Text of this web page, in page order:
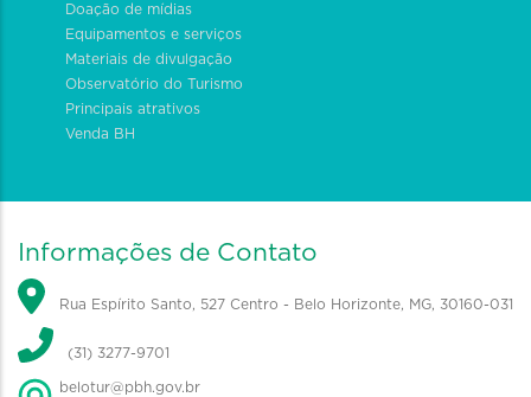
Doação de mídias
Equipamentos e serviços
Materiais de divulgação
Observatório do Turismo
Principais atrativos
Venda BH
Informações de Contato
Rua Espírito Santo, 527 Centro - Belo Horizonte, MG, 30160-031
(31) 3277-9701
belotur@pbh.gov.br